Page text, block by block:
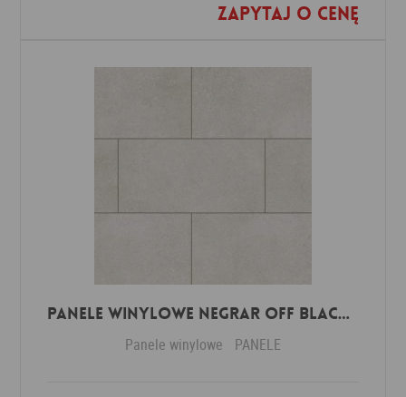
Zapytaj o cenę
Dodaj do ulubionych
Panele winylowe Negrar off black 57614 Klasa 34 3 mm
Panele winylowe PANELE